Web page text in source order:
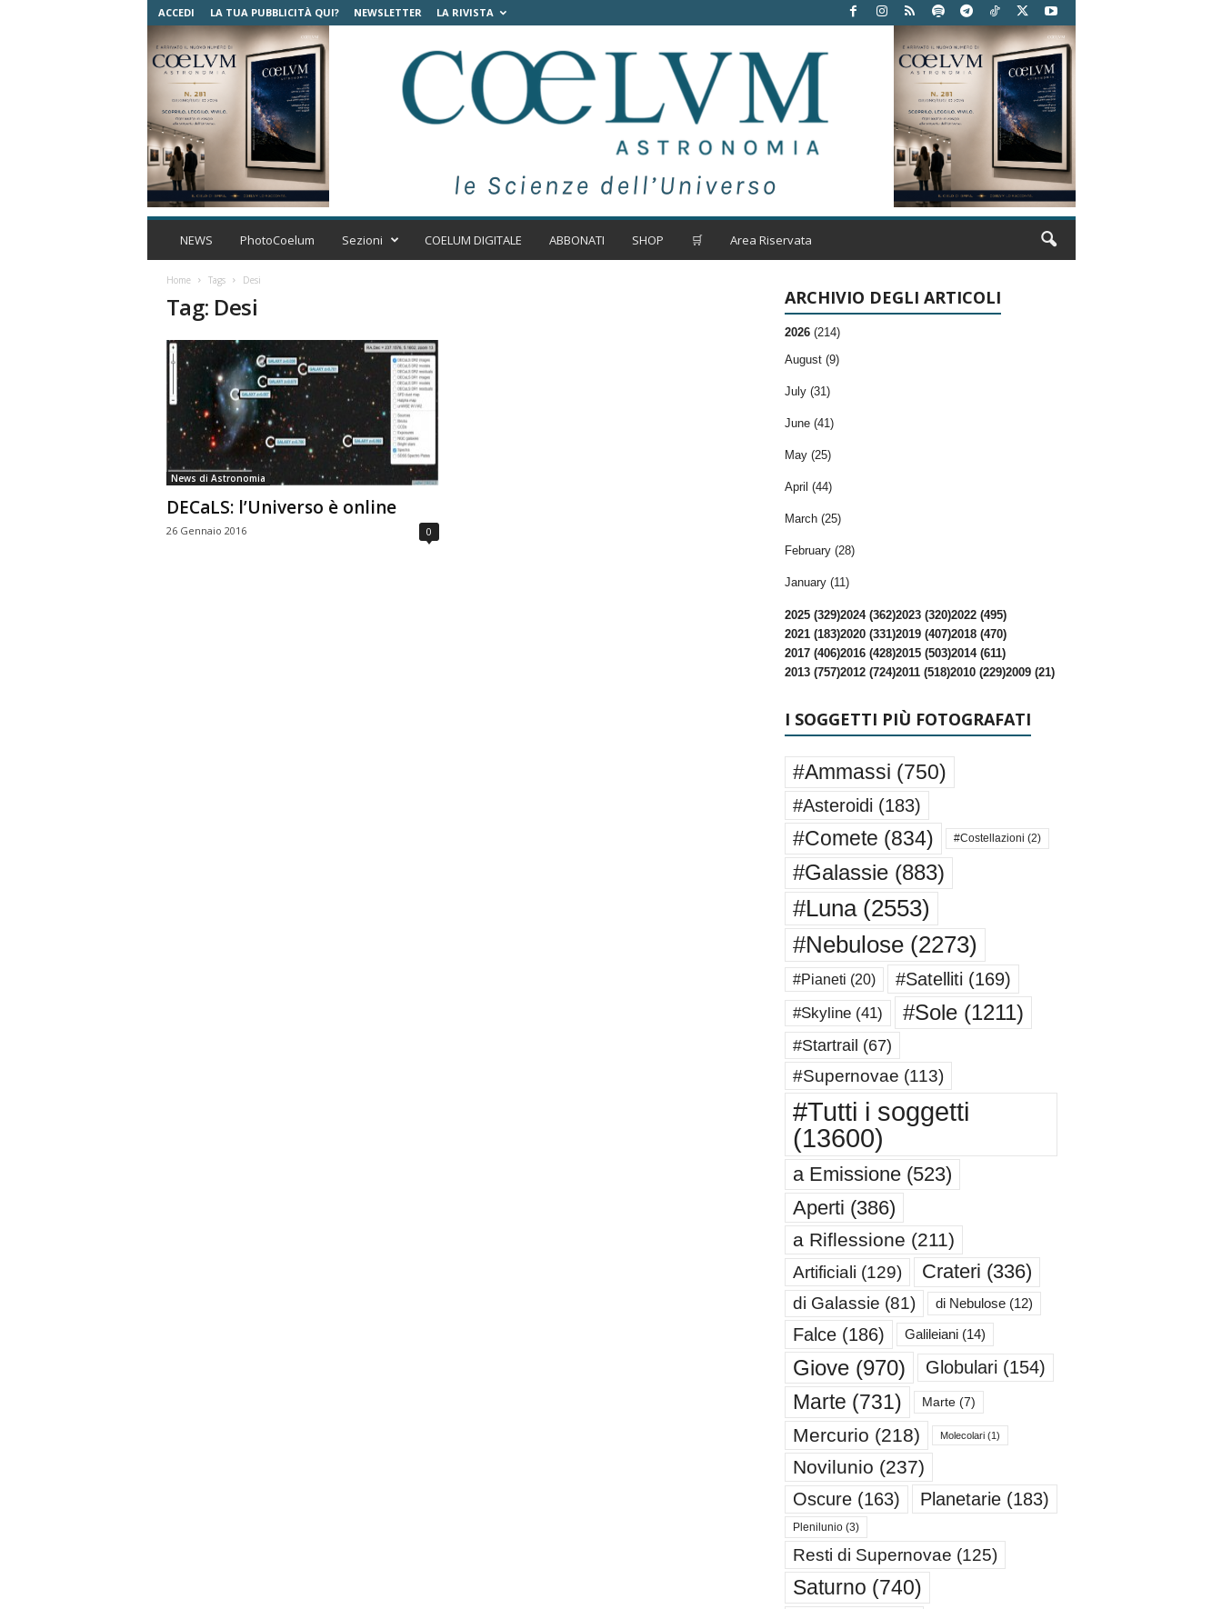
ACCEDI LA TUA PUBBLICITÀ QUI? NEWSLETTER LA RIVISTA
C
t
n
m
i
a
NEWS PhotoCoelum Sezioni COELUM DIGITALE ABBONATI SHOP 🛒 Area Riservata
Home Tags Desi
Tag: Desi
News di Astronomia
DECaLS: l’Universo è online
26 Gennaio 2016 0
ARCHIVIO DEGLI ARTICOLI
2026 (214)
August (9)
July (31)
June (41)
May (25)
April (44)
March (25)
February (28)
January (11)
2025 (329)2024 (362)2023 (320)2022 (495)
2021 (183)2020 (331)2019 (407)2018 (470)
2017 (406)2016 (428)2015 (503)2014 (611)
2013 (757)2012 (724)2011 (518)2010 (229)2009 (21)
I SOGGETTI PIÙ FOTOGRAFATI
#Ammassi (750)
#Asteroidi (183)
#Comete (834) #Costellazioni (2)
#Galassie(883)
#Luna(2553)
#Nebulose(2273)
#Pianeti (20) #Satelliti (169)
#Skyline(41) #Sole(1211)
#Startrail (67)
#Supernovae (113)
#Tutti i soggetti
(13600)
a Emissione(523)
Aperti (386)
a Riflessione (211)
Artificiali (129) Crateri (336)
di Galassie (81) di Nebulose(12)
Falce(186) Galileiani(14)
Giove(970) Globulari (154)
Marte (731) Marte(7)
Mercurio (218) Molecolari(1)
Novilunio (237)
Oscure(163) Planetarie(183)
Plenilunio(3)
Resti di Supernovae (125)
Saturno (740)